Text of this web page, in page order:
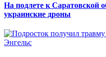
На подлете к Саратовской
украинские дроны